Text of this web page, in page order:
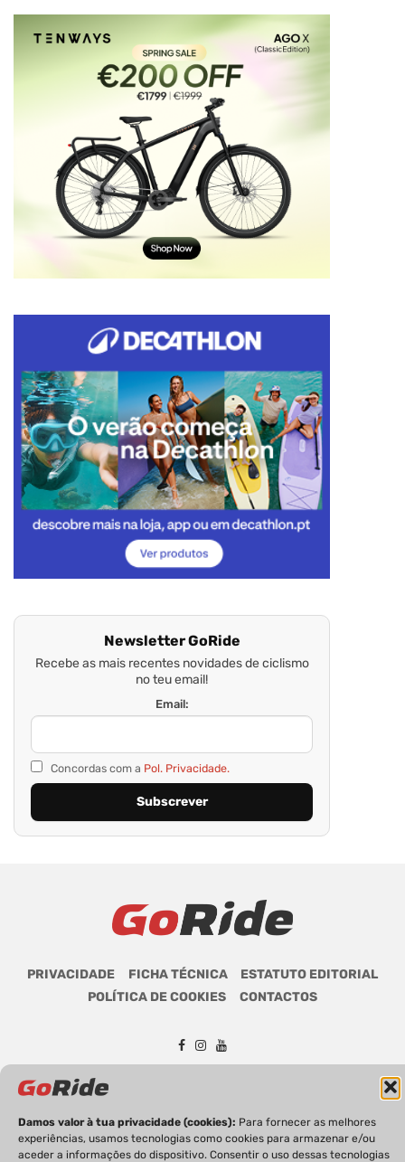
Damos valor à tua privacidade (cookies): Para fornecer as melhores
experiências, usamos tecnologias como cookies para armazenar e/ou
aceder a informações do dispositivo. Consentir o uso dessas tecnologias
Newsletter GoRide
Recebe as mais recentes novidades de ciclismo
no teu email!
Email:
Concordas com a Pol. Privacidade.
PRIVACIDADE FICHA TÉCNICA
ESTATUTO EDITORIAL
POLÍTICA DE COOKIES
CONTACTOS
GoRide 2026 | Todos os direitos reservados.